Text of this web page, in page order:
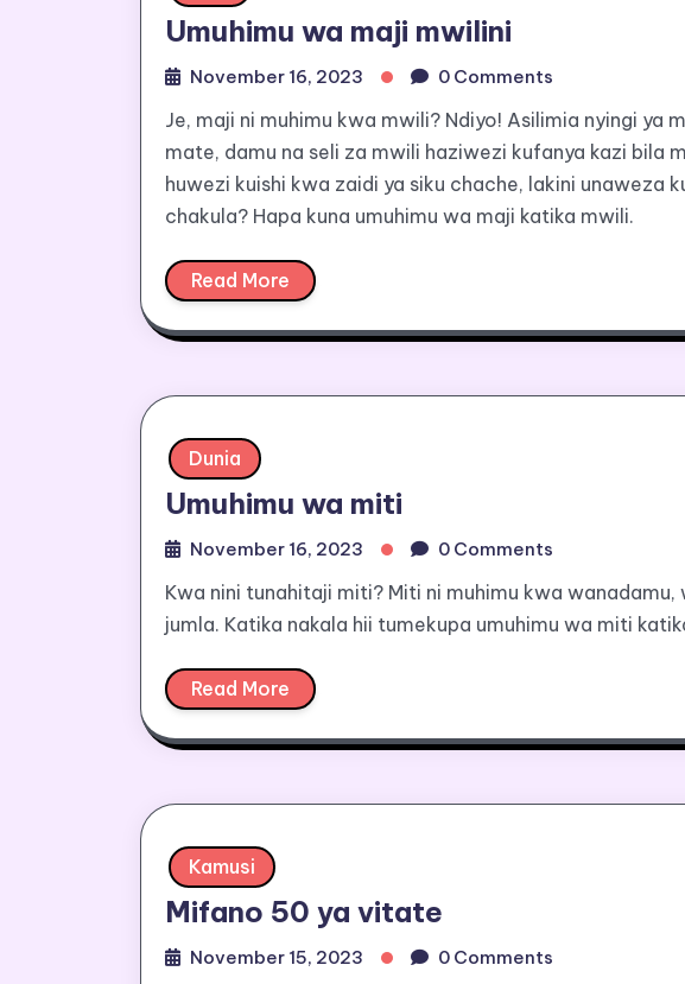
Umuhimu wa maji mwilini
November 16, 2023 0 Comments
Je, maji ni muhimu kwa mwili? Ndiyo! Asilimia nyingi ya
mate, damu na seli za mwili haziwezi kufanya kazi bila
huwezi kuishi kwa zaidi ya siku chache, lakini unaweza
chakula? Hapa kuna umuhimu wa maji katika mwili.
Read More
Dunia
Umuhimu wa miti
November 16, 2023 0 Comments
Kwa nini tunahitaji miti? Miti ni muhimu kwa
jumla. Katika nakala hii tumekupa umuhimu wa miti
Read More
Kamusi
Mifano 50 ya vitate
November 15, 2023 0 Comments